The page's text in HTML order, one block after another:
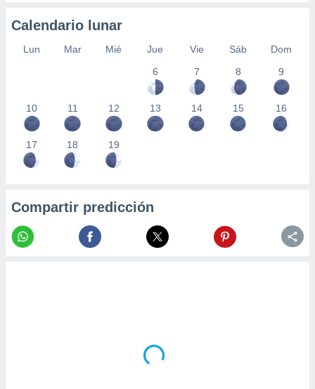
Calendario lunar
Lun Mar Mié Jue Vie Sáb
Dom
6
7 8 9
10 11 12 13 14 15 16
17 18 19
Compartir predicción